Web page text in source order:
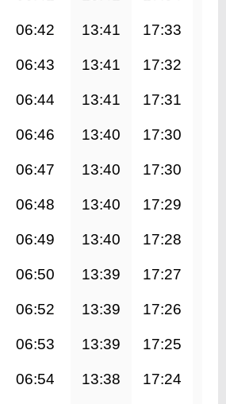
06:42 13:41 17:33
06:43 13:41 17:32
06:44 13:41 17:31
06:46 13:40 17:30
06:47 13:40 17:30
06:48 13:40 17:29
06:49 13:40 17:28
06:50 13:39 17:27
06:52 13:39 17:26
06:53 13:39 17:25
06:54 13:38 17:24